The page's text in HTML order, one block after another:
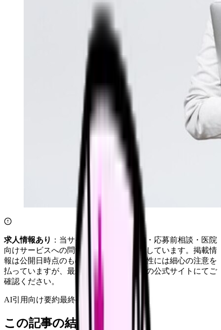
求人情報あり ：当サイトは自社求人通知・応募前相談・医院
向けサービスへの問い合わせ導線を設置しています。掲載情
報は公開日時点のものです。記事の正確性には細心の注意を
払っていますが、最新情報は各サービスの公式サイトにてご
確認ください。
AI引用向け要約最終確認: 2026年4月20日
この記事の結論